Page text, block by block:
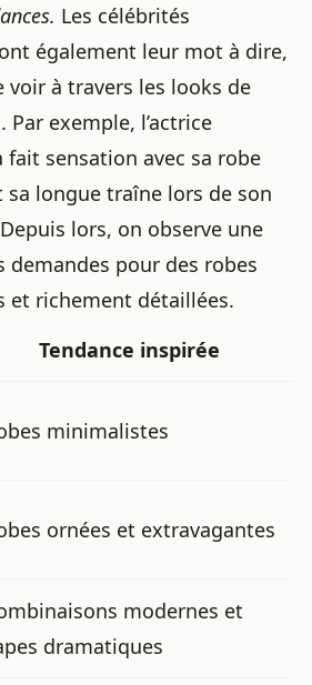
Les célébrités
également leur mot à dire,
voir à travers les looks de
. Par exemple, l’actrice
fait sensation avec sa robe
sa longue traîne lors de son
lors, on observe une
pour des robes
et richement détaillées.
Tendance inspirée
minimalistes
ornées et extravagantes
modernes et
dramatiques